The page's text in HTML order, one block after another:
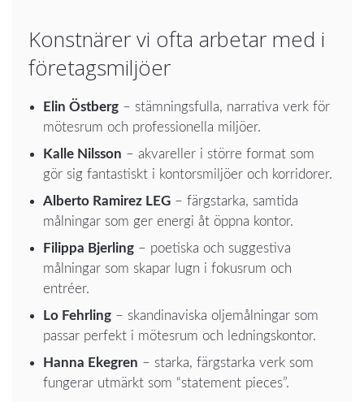
Konstnärer vi ofta arbetar med i
företagsmiljöer
Elin Östberg – stämningsfulla, narrativa verk för
mötesrum och professionella miljöer.
Kalle Nilsson – akvareller i större format som
gör sig fantastiskt i kontorsmiljöer och korridorer.
Alberto Ramirez LEG – färgstarka, samtida
målningar som ger energi åt öppna kontor.
Filippa Bjerling – poetiska och suggestiva
målningar som skapar lugn i fokusrum och
entréer.
Lo Fehrling – skandinaviska oljemålningar som
passar perfekt i mötesrum och ledningskontor.
Hanna Ekegren – starka, färgstarka verk som
fungerar utmärkt som “statement pieces”.